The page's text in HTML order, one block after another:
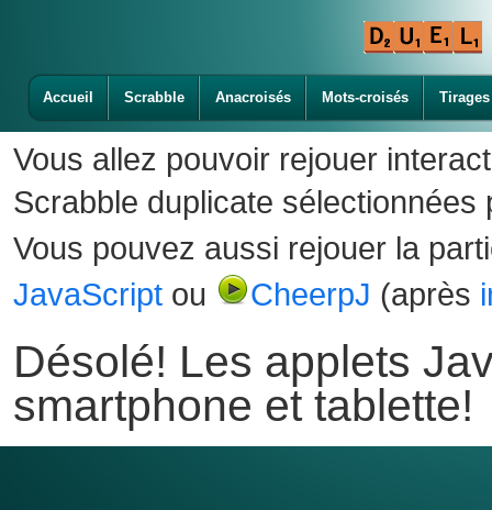
Accueil Scrabble Anacroisés Mots-croisés Tirages
Vous allez pouvoir rejouer
Scrabble duplicate sélectionnées
Vous pouvez aussi rejouer la
JavaScript ou CheerpJ (après
Désolé! Les applets
smartphone et tablette!